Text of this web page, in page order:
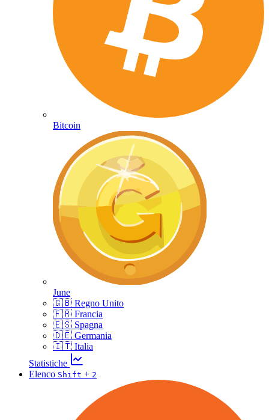
Bitcoin
June
🇬🇧 Regno Unito
🇫🇷 Francia
🇪🇸 Spagna
🇩🇪 Germania
🇮🇹 Italia
Statistiche
Elenco Shift + 2